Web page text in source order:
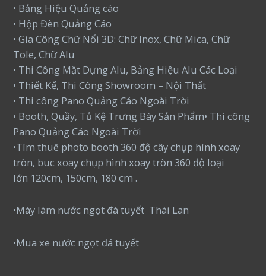
• Bảng Hiệu Quảng cáo
• Hộp Đèn Quảng Cáo
• Gia Công Chữ Nổi 3D: Chữ Inox, Chữ Mica, Chữ
Tole, Chữ Alu
• Thi Công Mặt Dựng Alu, Bảng Hiệu Alu Các Loại
• Thiết Kế, Thi Công Showroom – Nội Thất
• Thi công Pano Quảng Cáo Ngoài Trời
• Booth, Quầy, Tủ Kệ Trưng Bày Sản Phẩm• Thi công
Pano Quảng Cáo Ngoài Trời
•Tìm thuê photo booth 360 độ cây chụp hình xoay
tròn, buc xoay chụp hình xoay tròn 360 độ loại
lớn 120cm, 150cm, 180 cm .
•Máy làm nước ngọt đá tuyết Thái Lan
•Mua xe nước ngọt đá tuyết